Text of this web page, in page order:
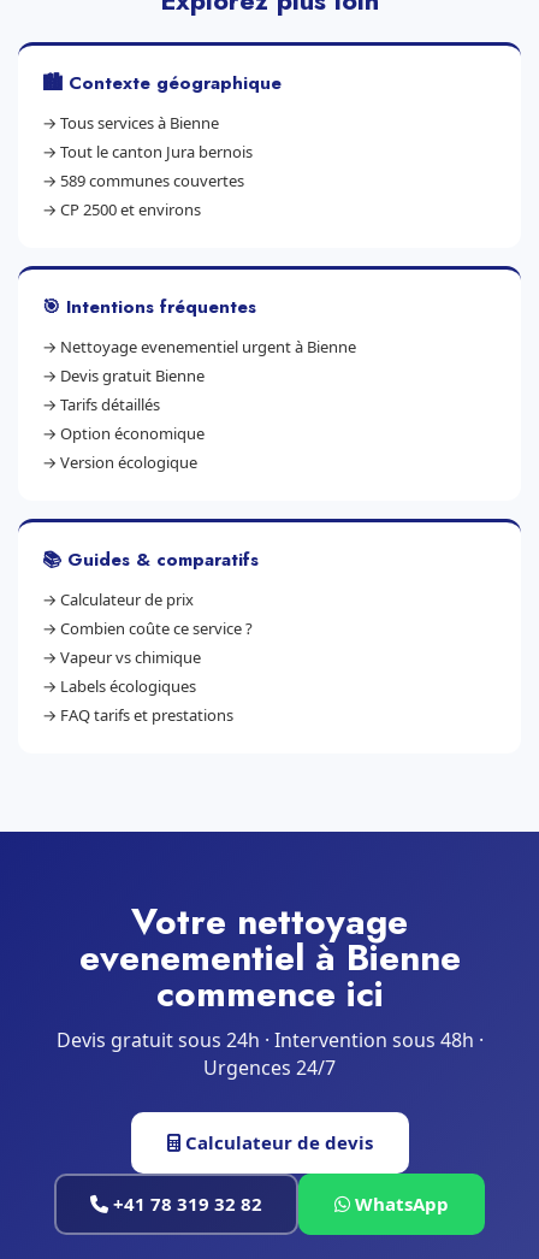
🏙️ Contexte géographique
→ Tous services à Bienne
→ Tout le canton Jura bernois
→ 589 communes couvertes
→ CP 2500 et environs
🎯 Intentions fréquentes
→ Nettoyage evenementiel urgent à Bienne
→ Devis gratuit Bienne
→ Tarifs détaillés
→ Option économique
→ Version écologique
📚 Guides & comparatifs
→ Calculateur de prix
→ Combien coûte ce service ?
→ Vapeur vs chimique
→ Labels écologiques
→ FAQ tarifs et prestations
Votre nettoyage
evenementiel à Bienne
commence ici
Devis gratuit sous 24h · Intervention sous 48h ·
Urgences 24/7
Calculateur de devis
+41 78 319 32 82 WhatsApp